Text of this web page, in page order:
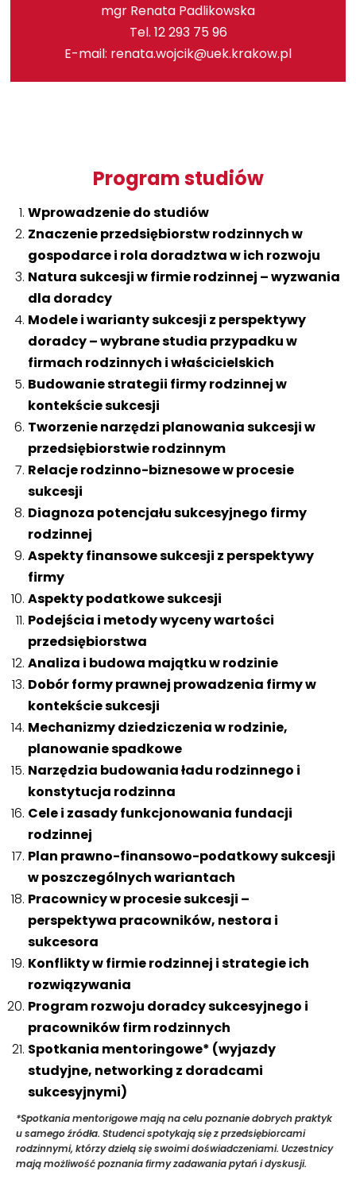
mgr Renata Padlikowska
Tel. 12 293 75 96
E-mail: renata.wojcik@uek.krakow.pl
Program studiów
Wprowadzenie do studiów
Znaczenie przedsiębiorstw rodzinnych w
gospodarce i rola doradztwa w ich rozwoju
Natura sukcesji w firmie rodzinnej – wyzwania
dla doradcy
Modele i warianty sukcesji z perspektywy
doradcy – wybrane studia przypadku w
firmach rodzinnych i właścicielskich
Budowanie strategii firmy rodzinnej w
kontekście sukcesji
Tworzenie narzędzi planowania sukcesji w
przedsiębiorstwie rodzinnym
Relacje rodzinno-biznesowe w procesie
sukcesji
Diagnoza potencjału sukcesyjnego firmy
rodzinnej
Aspekty finansowe sukcesji z perspektywy
firmy
Aspekty podatkowe sukcesji
Podejścia i metody wyceny wartości
przedsiębiorstwa
Analiza i budowa majątku w rodzinie
Dobór formy prawnej prowadzenia firmy w
kontekście sukcesji
Mechanizmy dziedziczenia w rodzinie,
planowanie spadkowe
Narzędzia budowania ładu rodzinnego i
konstytucja rodzinna
Cele i zasady funkcjonowania fundacji
rodzinnej
Plan prawno-finansowo-podatkowy sukcesji
w poszczególnych wariantach
Pracownicy w procesie sukcesji –
perspektywa pracowników, nestora i
sukcesora
Konflikty w firmie rodzinnej i strategie ich
rozwiązywania
Program rozwoju doradcy sukcesyjnego i
pracowników firm rodzinnych
Spotkania mentoringowe* (wyjazdy
studyjne, networking z doradcami
sukcesyjnymi)
*Spotkania mentorigowe mają na celu poznanie dobrych praktyk
u samego źródła. Studenci spotykają się z przedsiębiorcami
rodzinnymi, którzy dzielą się swoimi doświadczeniami. Uczestnicy
mają możliwość poznania firmy zadawania pytań i dyskusji.